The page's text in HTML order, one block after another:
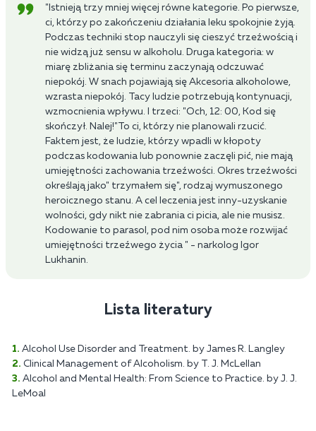
"Istnieją trzy mniej więcej równe kategorie. Po pierwsze,
ci, którzy po zakończeniu działania leku spokojnie żyją.
Podczas techniki stop nauczyli się cieszyć trzeźwością i
nie widzą już sensu w alkoholu. Druga kategoria: w
miarę zbliżania się terminu zaczynają odczuwać
niepokój. W snach pojawiają się Akcesoria alkoholowe,
wzrasta niepokój. Tacy ludzie potrzebują kontynuacji,
wzmocnienia wpływu. I trzeci: "Och, 12: 00, Kod się
skończył. Nalej!"To ci, którzy nie planowali rzucić.
Faktem jest, że ludzie, którzy wpadli w kłopoty
podczas kodowania lub ponownie zaczęli pić, nie mają
umiejętności zachowania trzeźwości. Okres trzeźwości
określają jako" trzymałem się", rodzaj wymuszonego
heroicznego stanu. A cel leczenia jest inny-uzyskanie
wolności, gdy nikt nie zabrania ci picia, ale nie musisz.
Kodowanie to parasol, pod nim osoba może rozwijać
umiejętności trzeźwego życia " - narkolog Igor
Lukhanin.
Lista literatury
Alcohol Use Disorder and Treatment. by James R. Langley
Clinical Management of Alcoholism. by T. J. McLellan
Alcohol and Mental Health: From Science to Practice. by J. J.
LeMoal